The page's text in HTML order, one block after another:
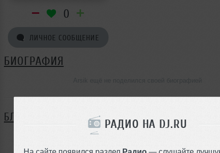
РАДИО НА DJ.RU
На сайте появился раздел Радио — слушайте
0
ЛИЧНОЕ СООБЩЕНИЕ
БИОГРАФИЯ
БЛОГ